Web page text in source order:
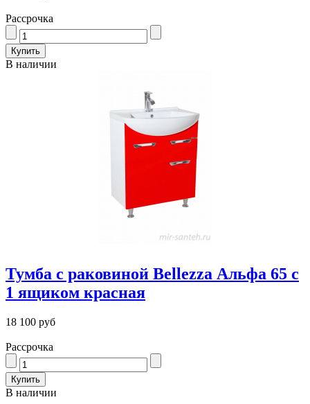
Рассрочка
В наличии
Тумба с раковиной Bellezza Альфа 65 с
1 ящиком красная
18 100 руб
Рассрочка
В наличии